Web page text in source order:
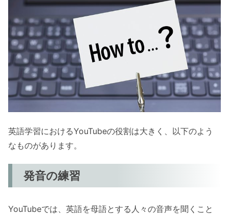
英語学習におけるYouTubeの役割は大きく、以下のよう
なものがあります。
発音の練習
YouTubeでは、英語を母語とする人々の音声を聞くこと